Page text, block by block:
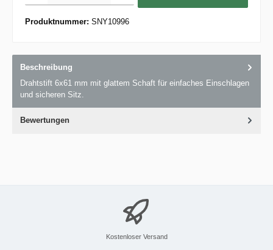
Produktnummer: SNY10996
Beschreibung
Drahtstift 6x61 mm mit glattem Schaft für einfaches Einschlagen
und sicheren Sitz.
Bewertungen
Kostenloser Versand